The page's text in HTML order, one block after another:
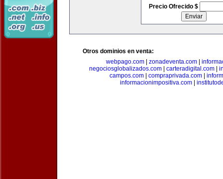
Precio Ofrecido $
Otros dominios en venta:
webpago.com
zonadeventa.com
negociosglobalizados.com
carteradigital.com
campos.com
compraprivada.com
informacionimpositiva.com